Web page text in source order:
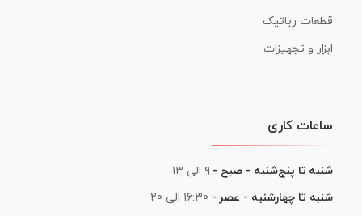
قطعات رباتیک
ابزار و تجهیزات
ساعات کاری
شنبه تا پنج‌شنبه - صبح - ۹ الی ۱۳
شنبه تا چهارشنبه - عصر - 16:30 الی 20